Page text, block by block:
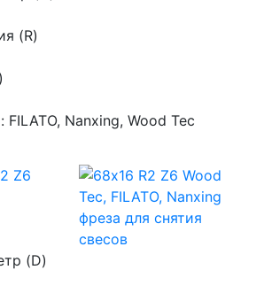
(R)
FILATO, Nanxing, Wood Tec
Z6
(D)